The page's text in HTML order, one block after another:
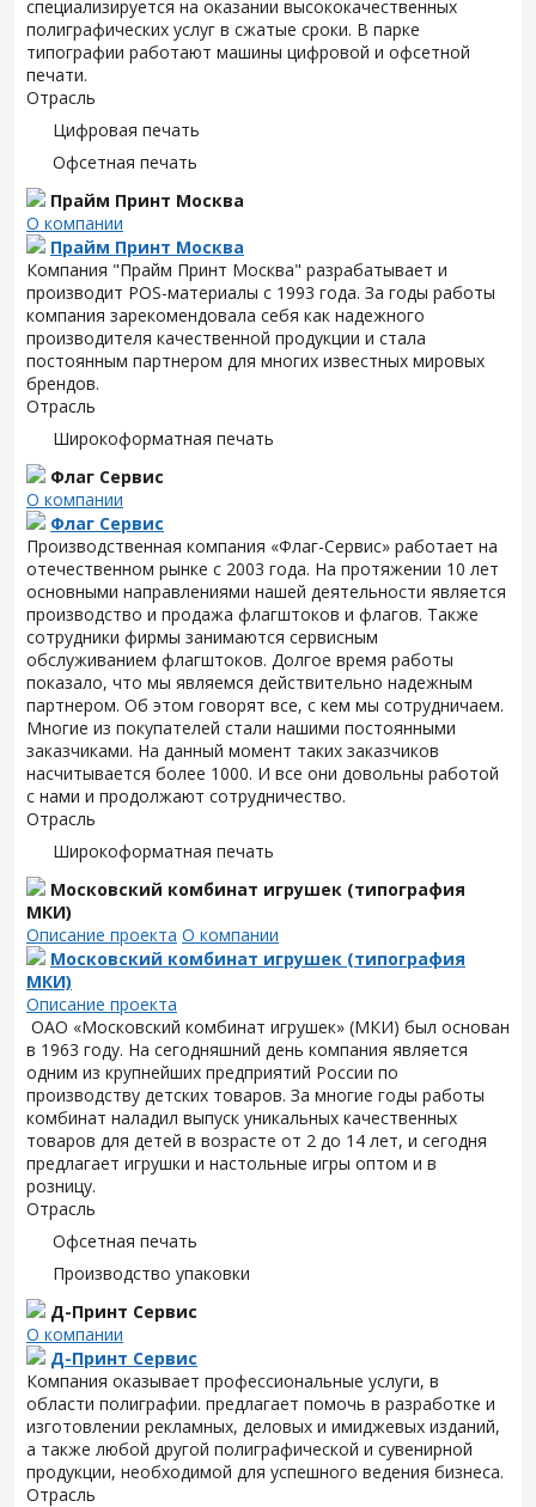
специализируется на оказании высококачественных
полиграфических услуг в сжатые сроки. В парке
типографии работают машины цифровой и офсетной
печати.
Отрасль
Цифровая печать
Офсетная печать
Прайм Принт Москва
О компании
Прайм Принт Москва
Компания "Прайм Принт Москва" разрабатывает и
производит POS-материалы с 1993 года. За годы работы
компания зарекомендовала себя как надежного
производителя качественной продукции и стала
постоянным партнером для многих известных мировых
брендов.
Отрасль
Широкоформатная печать
Флаг Сервис
О компании
Флаг Сервис
Производственная компания «Флаг-Сервис» работает на
отечественном рынке с 2003 года. На протяжении 10 лет
основными направлениями нашей деятельности является
производство и продажа флагштоков и флагов. Также
сотрудники фирмы занимаются сервисным
обслуживанием флагштоков. Долгое время работы
показало, что мы являемся действительно надежным
партнером. Об этом говорят все, с кем мы сотрудничаем.
Многие из покупателей стали нашими постоянными
заказчиками. На данный момент таких заказчиков
насчитывается более 1000. И все они довольны работой
с нами и продолжают сотрудничество.
Отрасль
Широкоформатная печать
Московский комбинат игрушек (типография
МКИ)
Описание проекта О компании
Московский комбинат игрушек (типография
МКИ)
Описание проекта
ОАО «Московский комбинат игрушек» (МКИ) был основан
в 1963 году. На сегодняшний день компания является
одним из крупнейших предприятий России по
производству детских товаров. За многие годы работы
комбинат наладил выпуск уникальных качественных
товаров для детей в возрасте от 2 до 14 лет, и сегодня
предлагает игрушки и настольные игры оптом и в
розницу.
Отрасль
Офсетная печать
Производство упаковки
Д-Принт Сервис
О компании
Д-Принт Сервис
Компания оказывает профессиональные услуги, в
области полиграфии. предлагает помочь в разработке и
изготовлении рекламных, деловых и имиджевых изданий,
а также любой другой полиграфической и сувенирной
продукции, необходимой для успешного ведения бизнеса.
Отрасль